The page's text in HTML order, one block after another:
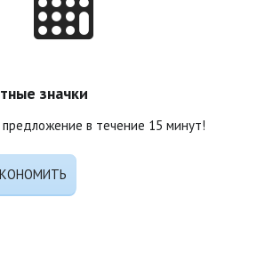
значки
в течение 15 минут!